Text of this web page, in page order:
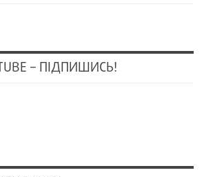
– ПІДПИШИСЬ!